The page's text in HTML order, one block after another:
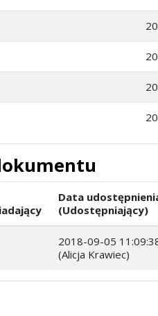
Data
(Udostępniający)
2018-09-05
(Alicja Krawiec)